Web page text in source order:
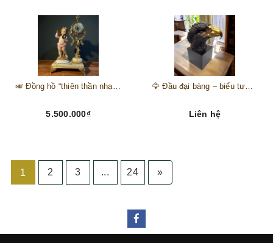
🎺 Đồng hồ “thiên thần nhạc hội” – tuyệt mỹ phẩm trang trí phong cách hoàng gia 🎼
5.500.000₫
🦅 Đầu đại bàng – biểu tượng của kẻ chinh phục trên đỉnh núi thành công 🦅
Liên hệ
1 2 3 ... 24 »